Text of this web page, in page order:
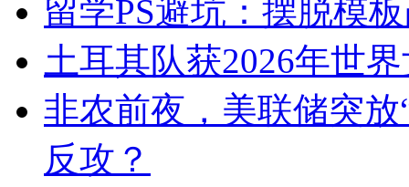
留学PS避坑：摆脱模
土耳其队获2026年世
非农前夜，美联储突
反攻？